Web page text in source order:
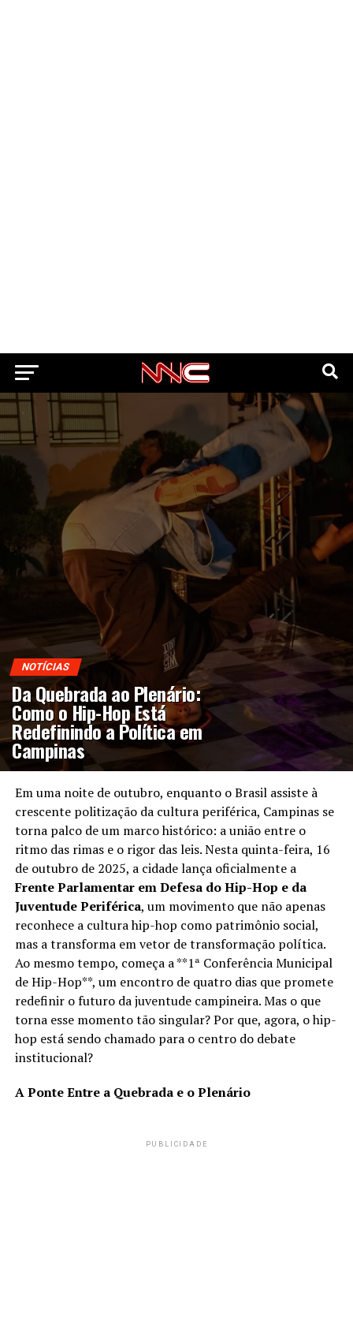
NOTÍCIAS
Da Quebrada ao Plenário:
Como o Hip-Hop Está
Redefinindo a Política em
Campinas
Em uma noite de outubro, enquanto o Brasil assiste à
crescente politização da cultura periférica, Campinas se
torna palco de um marco histórico: a união entre o
ritmo das rimas e o rigor das leis. Nesta quinta-feira, 16
de outubro de 2025, a cidade lança oficialmente a
Frente Parlamentar em Defesa do Hip-Hop e da
Juventude Periférica, um movimento que não apenas
reconhece a cultura hip-hop como patrimônio social,
mas a transforma em vetor de transformação política.
Ao mesmo tempo, começa a **1ª Conferência Municipal
de Hip-Hop**, um encontro de quatro dias que promete
redefinir o futuro da juventude campineira. Mas o que
torna esse momento tão singular? Por que, agora, o hip-
hop está sendo chamado para o centro do debate
institucional?
A Ponte Entre a Quebrada e o Plenário
PUBLICIDADE